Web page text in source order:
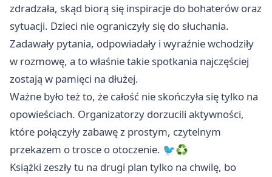
zdradzała, skąd biorą się inspiracje do bohaterów oraz
sytuacji. Dzieci nie ograniczyły się do słuchania.
Zadawały pytania, odpowiadały i wyraźnie wchodziły
w rozmowę, a to właśnie takie spotkania najczęściej
zostają w pamięci na dłużej.
Ważne było też to, że całość nie skończyła się tylko na
opowieściach. Organizatorzy dorzucili aktywności,
które połączyły zabawę z prostym, czytelnym
przekazem o trosce o otoczenie. 🐦♻️
Książki zeszły tu na drugi plan tylko na chwilę, bo